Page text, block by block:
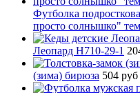
Футболка
просто солнышко"
Леопард H710-29-1
(зима) бирюза 504 руб